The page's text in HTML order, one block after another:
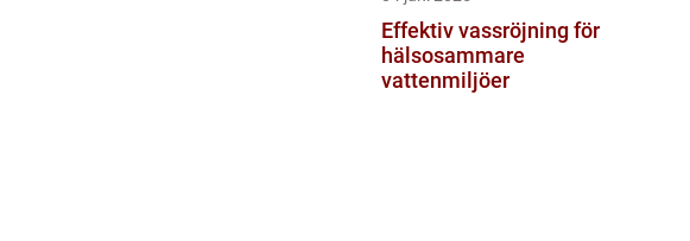
Effektiv vassröjning för
hälsosammare
vattenmiljöer